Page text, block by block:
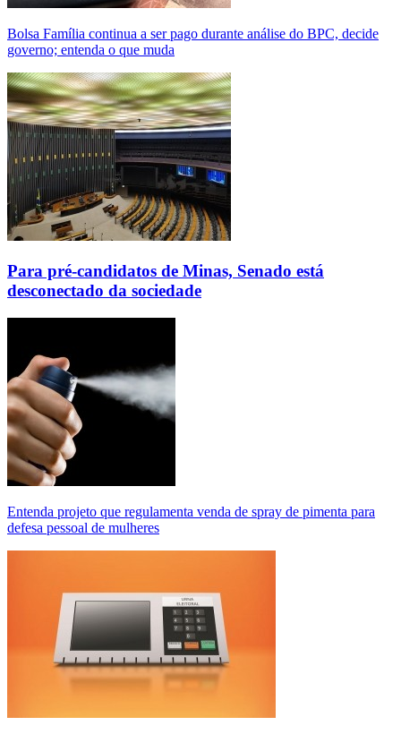
Bolsa Família continua a ser pago durante análise do BPC, decide
governo; entenda o que muda
Para pré-candidatos de Minas, Senado está
desconectado da sociedade
Entenda projeto que regulamenta venda de spray de pimenta para
defesa pessoal de mulheres